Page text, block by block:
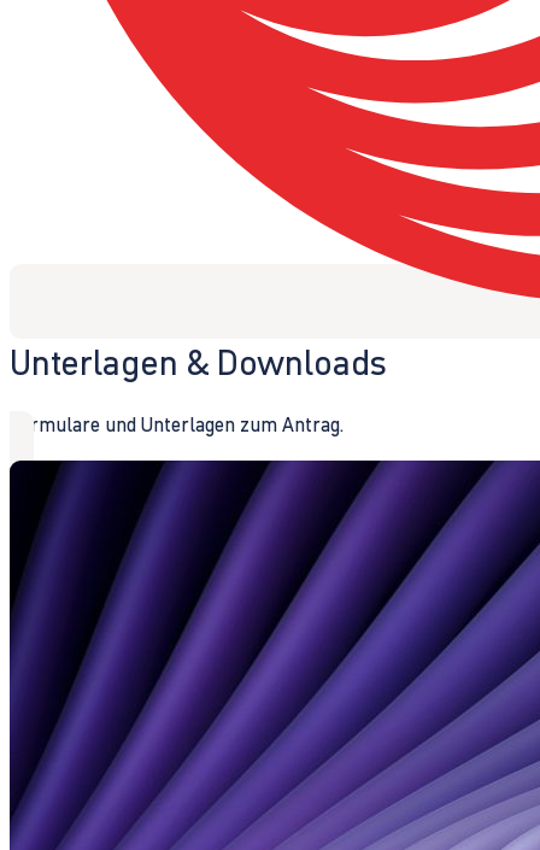
Unterlagen & Downloads
Formulare und Unterlagen zum Antrag.